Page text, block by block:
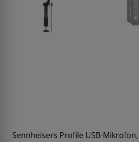
Sennheisers Profile USB-